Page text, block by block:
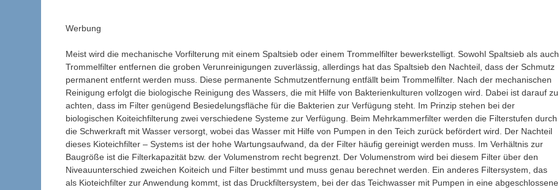
Werbung
Meist wird die mechanische Vorfilterung mit einem Spaltsieb oder einem Trommelfilter bewerkstelligt. Sowohl Spaltsieb als auch
Trommelfilter entfernen die groben Verunreinigungen zuverlässig, allerdings hat das Spaltsieb den Nachteil, dass der Schmutz
permanent entfernt werden muss. Diese permanente Schmutzentfernung entfällt beim Trommelfilter. Nach der mechanischen
Reinigung erfolgt die biologische Reinigung des Wassers, die mit Hilfe von Bakterienkulturen vollzogen wird. Dabei ist darauf zu
achten, dass im Filter genügend Besiedelungsfläche für die Bakterien zur Verfügung steht. Im Prinzip stehen bei der
biologischen Koiteichfilterung zwei verschiedene Systeme zur Verfügung. Beim Mehrkammerfilter werden die Filterstufen durch
die Schwerkraft mit Wasser versorgt, wobei das Wasser mit Hilfe von Pumpen in den Teich zurück befördert wird. Der Nachteil
dieses Kioteichfilter – Systems ist der hohe Wartungsaufwand, da der Filter häufig gereinigt werden muss. Im Verhältnis zur
Baugröße ist die Filterkapazität bzw. der Volumenstrom recht begrenzt. Der Volumenstrom wird bei diesem Filter über den
Niveauunterschied zweichen Koiteich und Filter bestimmt und muss genau berechnet werden. Ein anderes Filtersystem, das
als Kioteichfilter zur Anwendung kommt, ist das Druckfiltersystem, bei der das Teichwasser mit Pumpen in eine abgeschlossene